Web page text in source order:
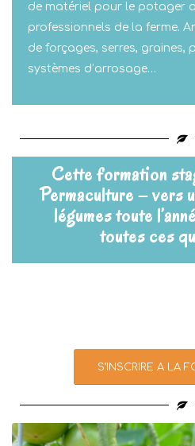
de matériel pour le potager
professionnels de la ferme.
de forçages, serres, graines,
systèmes d’arrosage…
Cette formation
Permaculture – vers
légumes toute
toutes ces
S’INSCRIRE A LA